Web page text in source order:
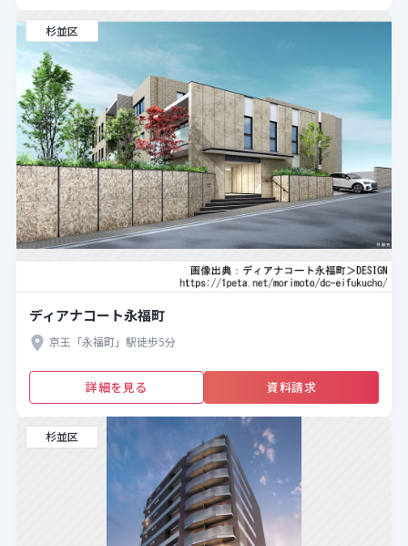
杉並区
ディアナコート永福町
京王「永福町」駅徒歩5分
詳細を見る 資料請求
杉並区